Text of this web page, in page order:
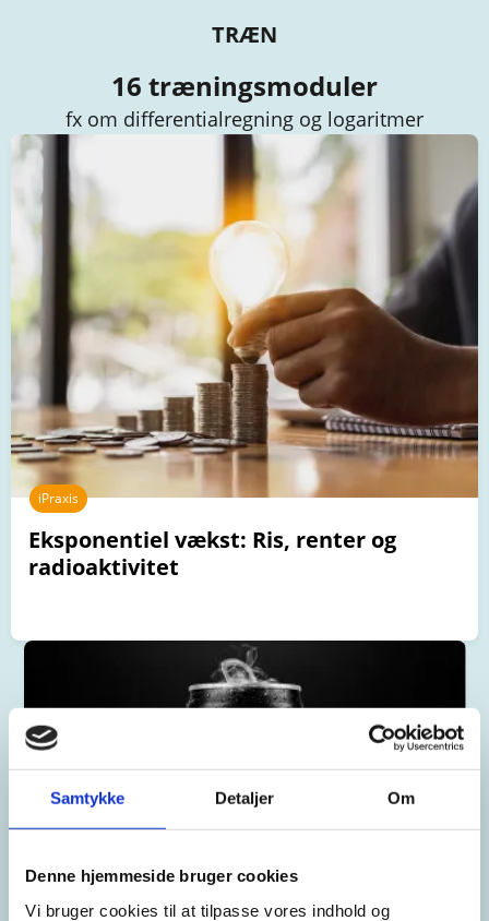
Samtykke Detaljer Om
Denne hjemmeside bruger cookies
Vi bruger cookies til at tilpasse vores indhold og
TRÆN
16 træningsmoduler
fx om differentialregning og logaritmer
iPraxis
Eksponentiel vækst: Ris, renter og
radioaktivitet